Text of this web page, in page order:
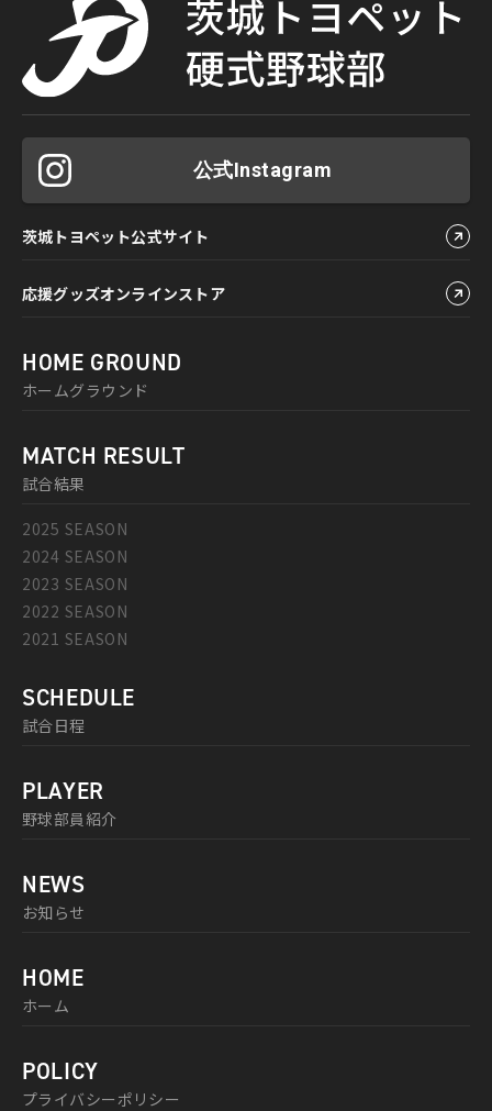
公式Instagram
茨城トヨペット公式サイト
応援グッズオンラインストア
HOME GROUND
ホームグラウンド
MATCH RESULT
試合結果
2025 SEASON
2024 SEASON
2023 SEASON
2022 SEASON
2021 SEASON
SCHEDULE
試合日程
PLAYER
野球部員紹介
NEWS
お知らせ
HOME
ホーム
POLICY
プライバシーポリシー